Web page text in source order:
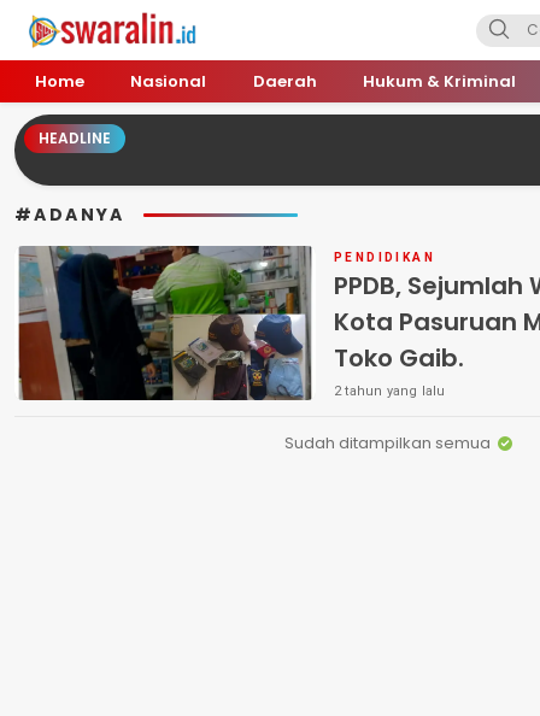
Swara Lin
Independent, Tajam & Profesional
Home Nasional Daerah Hukum & Kriminal
HEADLINE
#ADANYA
PENDIDIKAN
PPDB, Sejumlah
Kota Pasuruan
Toko Gaib.
2 tahun yang lalu
Sudah ditampilkan semua